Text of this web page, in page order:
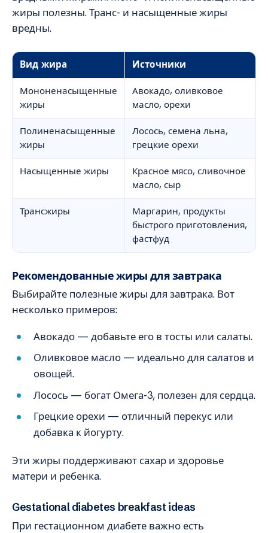
жиры полезны. Транс- и насыщенные жиры
вредны.
Вид жира Источники
Мононенасыщенные
жиры
Авокадо, оливковое
масло, орехи
Полиненасыщенные
жиры
Лосось, семена льна,
грецкие орехи
Насыщенные жиры
Красное мясо, сливочное
масло, сыр
Трансжиры
Маргарин, продукты
быстрого приготовления,
фастфуд
Рекомендованные жиры для завтрака
Выбирайте полезные жиры для завтрака. Вот
несколько примеров:
Авокадо — добавьте его в тосты или салаты.
Оливковое масло — идеально для салатов и
овощей.
Лосось — богат Омега-3, полезен для сердца.
Грецкие орехи — отличный перекус или
добавка к йогурту.
Эти жиры поддерживают сахар и здоровье
матери и ребенка.
Gestational diabetes breakfast ideas
При гестационном диабете важно есть